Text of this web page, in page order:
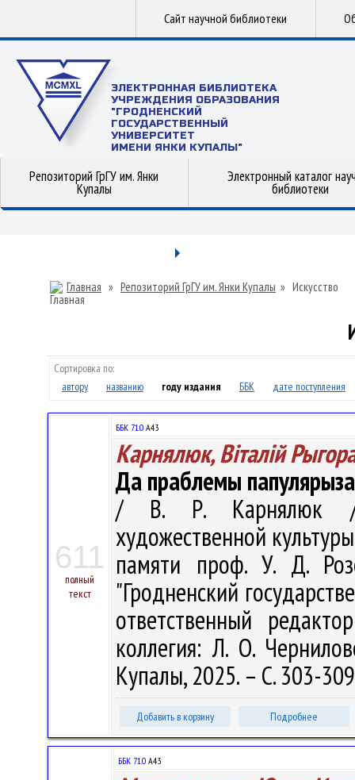
Сайт научной библиотеки
ЭЛЕКТРОННАЯ БИБЛИОТЕКА
УЧРЕЖДЕНИЯ ОБРАЗОВАНИЯ
"ГРОДНЕНСКИЙ
ГОСУДАРСТВЕННЫЙ
УНИВЕРСИТЕТ
ИМЕНИ ЯНКИ КУПАЛЫ"
Репозиторий ГрГУ им. Янки
Купалы
Электронный каталог
библиотеки
Главная » Репозиторий ГрГУ им. Янки Купалы » Искусство
Сортировка по:
автору
названию году издания ББК дате поступления
611
полный
текст
ББК 71.0 А43
Карнялюк, Віталій
Да праблемы
/ В. Р. Карнялюк //
художественной
памяти проф. У. Д.
"Гродненский
ответственный
коллегия: Л. О.
Купалы, 2025. – С. 303-
Добавить в корзину Подробнее
ББК 71.0 А43